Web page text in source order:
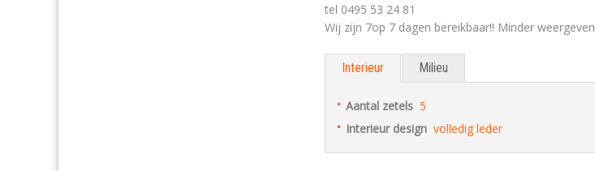
tel 0495 53 24 81
Wij zijn 7op 7 dagen bereikbaar!! Minder weergeven
Interieur Milieu
Aantal zetels 5
Interieur design volledig leder